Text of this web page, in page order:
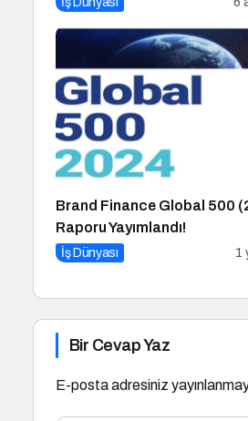
Brand Finance Global 500
Raporu Yayımlandı!
İş Dünyası 1
Bir Cevap Yaz
E-posta adresiniz